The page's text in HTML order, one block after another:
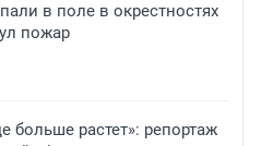
в поле в окрестностях
пожар
больше растет»: репортаж